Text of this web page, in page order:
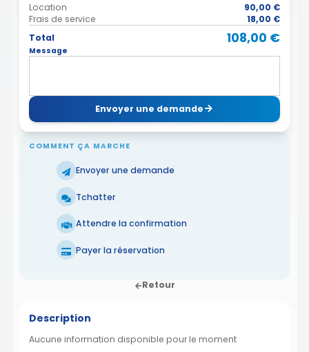
Location
90,00 €
Frais de service
18,00 €
Total
108,00 €
Message
Envoyer une demande
COMMENT ÇA MARCHE
Envoyer une demande
Tchatter
Attendre la confirmation
Payer la réservation
Retour
Description
Aucune information disponible pour le moment